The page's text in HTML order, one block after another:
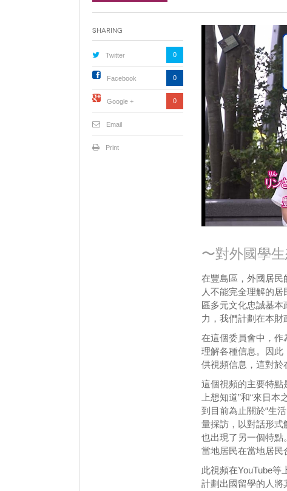
〜對外國學
在豐島區，外國居民
人不能完全理解的
區多元文化忠誠基
力，我們計劃在本財
在這個委員會中，作
理解各種信息。因此
供視頻信息，這對於
這個視頻的主要特點
上想知道”和“來日本
到目前為止關於“生
量採訪，以對話形式
也出現了另一個特點
當地居民在當地居民
此視頻在YouTube
計劃出國留學的人將
Sharing
Twitter 0
Facebook 0
Google + 0
Email
Print